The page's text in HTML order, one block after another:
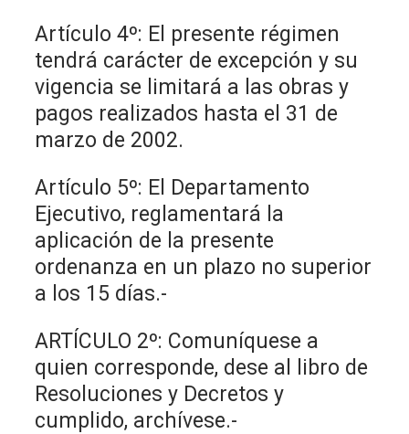
Artículo 4º: El presente régimen
tendrá carácter de excepción y su
vigencia se limitará a las obras y
pagos realizados hasta el 31 de
marzo de 2002.
Artículo 5º: El Departamento
Ejecutivo, reglamentará la
aplicación de la presente
ordenanza en un plazo no superior
a los 15 días.-
ARTÍCULO 2º: Comuníquese a
quien corresponde, dese al libro de
Resoluciones y Decretos y
cumplido, archívese.-